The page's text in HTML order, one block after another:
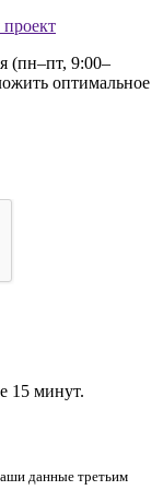
(пн–пт, 9:00–
оптимальное
15 минут.
данные третьим